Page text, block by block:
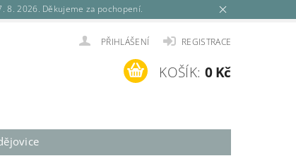
8. 2026. Děkujeme za pochopení.
PŘIHLÁŠENÍ REGISTRACE
KOŠÍK: 0 Kč